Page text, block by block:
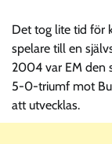
Det tog lite tid för
spelare till en
2004 var EM den
5-0-triumf mot
att utvecklas.